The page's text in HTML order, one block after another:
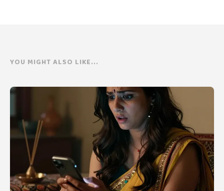
YOU MIGHT ALSO LIKE...